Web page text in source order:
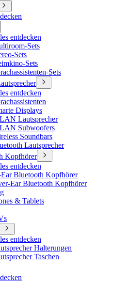
entdecken
Sets
Sets
Sets
Sets
entdecken
Displays
Lautsprecher
Subwoofers
Soundbars
Lautsprecher
Kopfhörer
entdecken
Bluetooth Kopfhörer
Ear Bluetooth Kopfhörer
& Tablets
entdecken
Halterungen
Taschen